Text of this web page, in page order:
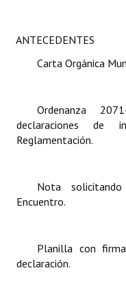
Organigrama
DOCUMENTOS
Proyectos Presentados
Actas de Sesión
ANTECEDENTES
Carta Orgánica
Ordenanza
declaraciones de
Reglamentación.
Nota
Encuentro.
Planilla con
declaración.